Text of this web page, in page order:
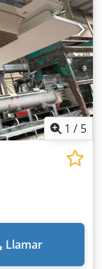
con
Ejfx Algjwa
1 / 5
Llamar